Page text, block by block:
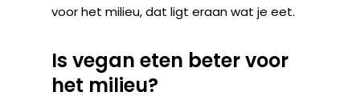
voor het milieu, dat ligt eraan wat je eet.
Is vegan eten beter voor
het milieu?